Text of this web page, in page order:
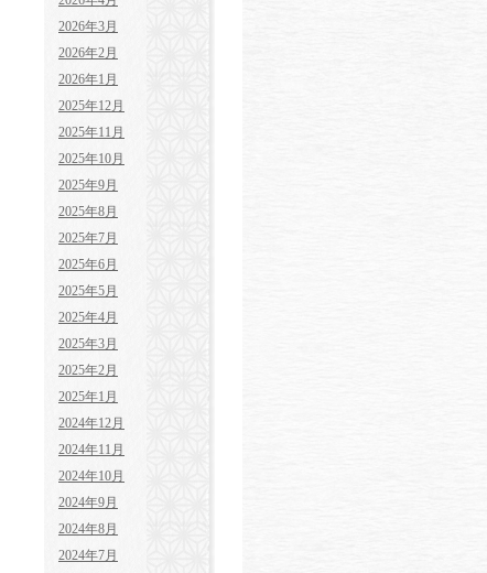
2026年3月
2026年2月
2026年1月
2025年12月
2025年11月
2025年10月
2025年9月
2025年8月
2025年7月
2025年6月
2025年5月
2025年4月
2025年3月
2025年2月
2025年1月
2024年12月
2024年11月
2024年10月
2024年9月
2024年8月
2024年7月